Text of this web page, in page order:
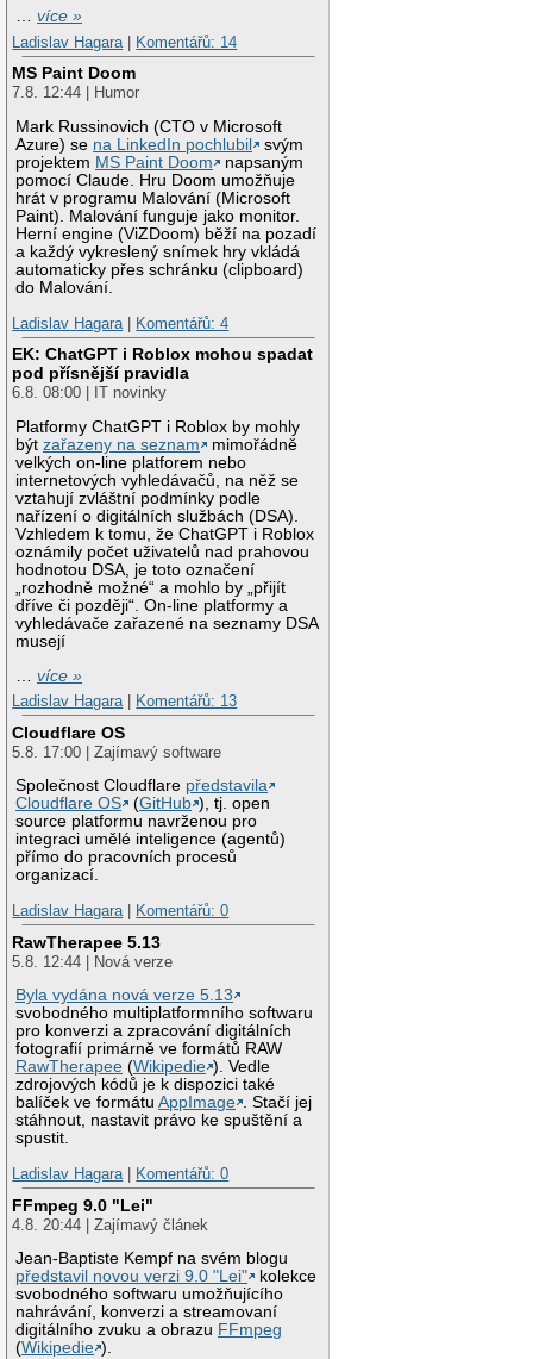
…více »
Ladislav Hagara
Komentářů: 14
MS Paint Doom
7.8. 12:44 | Humor
Mark Russinovich (CTO v Microsoft
Azure) se na LinkedIn pochlubil
svým
projektem MS Paint Doom
napsaným
pomocí Claude. Hru Doom umožňuje
hrát v programu Malování (Microsoft
Paint). Malování funguje jako monitor.
Herní engine (ViZDoom) běží na pozadí
a každý vykreslený snímek hry vkládá
automaticky přes schránku (clipboard)
do Malování.
Ladislav Hagara | Komentářů: 4
EK: ChatGPT i Roblox mohou spadat
pod přísnější pravidla
6.8. 08:00 | IT novinky
Platformy ChatGPT i Roblox by mohly
býtzařazeny na seznam
mimořádně
velkých on-line platforem nebo
internetových vyhledávačů, na něž se
vztahují zvláštní podmínky podle
nařízení o digitálních službách (DSA).
Vzhledem k tomu, že ChatGPT i Roblox
oznámily počet uživatelů nad prahovou
hodnotou DSA, je toto označení
„rozhodně možné“ a mohlo by „přijít
dříve či později“. On-line platformy a
vyhledávače zařazené na seznamy DSA
musejí
…více »
Ladislav Hagara| Komentářů: 13
Cloudflare OS
5.8. 17:00 | Zajímavý software
Společnost Cloudflare představila
Cloudflare OS
(GitHub ), tj. open
source platformu navrženou pro
integraci umělé inteligence (agentů)
přímo do pracovních procesů
organizací.
Ladislav Hagara| Komentářů: 0
RawTherapee 5.13
5.8. 12:44 | Nová verze
Byla vydána nová verze 5.13
svobodného multiplatformního softwaru
pro konverzi a zpracování digitálních
fotografií primárně ve formátů RAW
RawTherapee (Wikipedie ). Vedle
zdrojových kódů je k dispozici také
balíček ve formátuAppImage . Stačí jej
stáhnout, nastavit právo ke spuštění a
spustit.
Ladislav Hagara| Komentářů: 0
FFmpeg 9.0 "Lei"
4.8. 20:44 | Zajímavý článek
Jean-Baptiste Kempf na svém blogu
představil novou verzi 9.0 "Lei"
kolekce
svobodného softwaru umožňujícího
nahrávání, konverzi a streamovaní
digitálního zvuku a obrazu FFmpeg
(Wikipedie ).